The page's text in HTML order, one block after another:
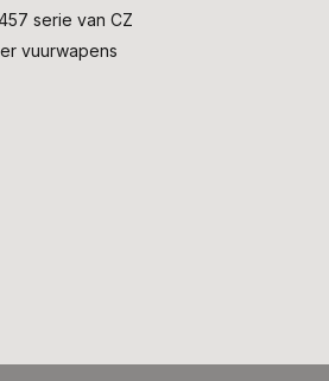
serie van CZ
vuurwapens